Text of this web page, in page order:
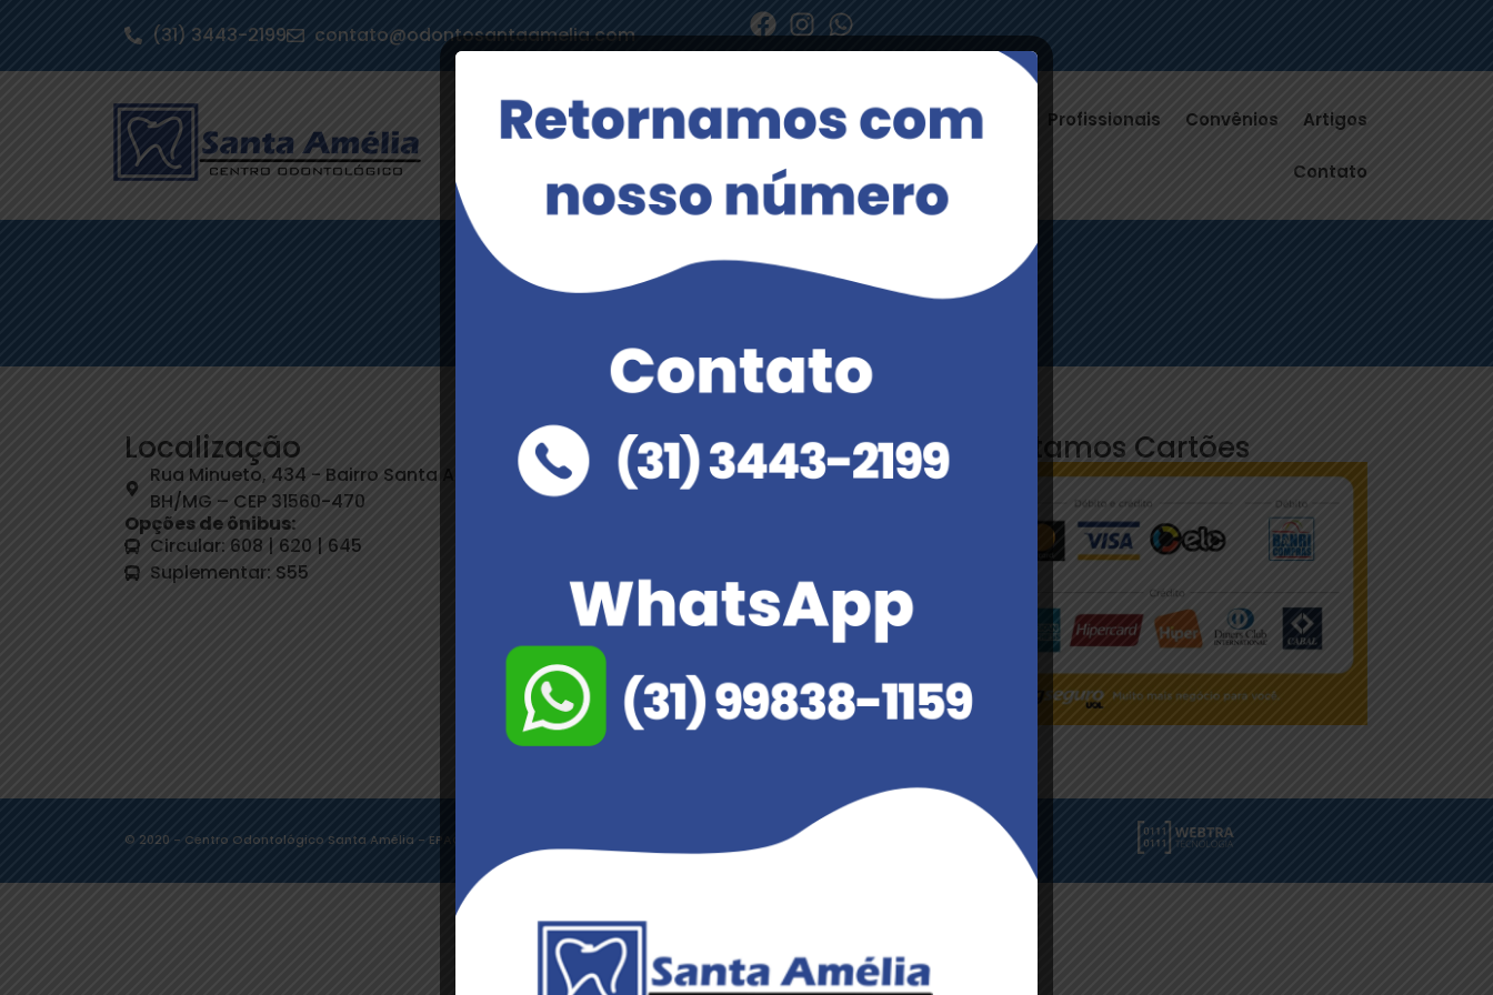
(31) 3443-2199 contato@odontosantaamelia.com
Home Sobre Serviços Profissionais Convênios Artigos
Contato
Serviços
Localização
Rua Minueto, 434 - Bairro Santa Amélia
BH/MG – CEP 31560-470
Opções de ônibus:
Circular: 608 | 620 | 645
Suplementar: S55
Atendimento
Entre em contato conosco pelos telefones
ou envie sua mensagem
contato@odontosantaamelia.com
Aceitamos Cartões
© 2020 - Centro Odontológico Santa Amélia - EPAO 2024 | Responsável Técnica: Dra. Fabiana Patrício de Oliveira – CROMG 24785